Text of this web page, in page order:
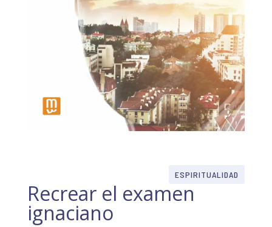
ESPIRITUALIDAD
Recrear el examen
ignaciano